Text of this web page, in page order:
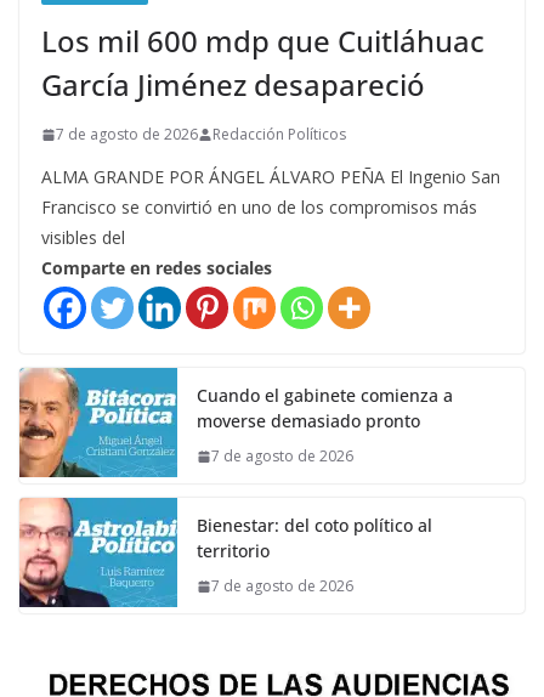
Los mil 600 mdp que Cuitláhuac
García Jiménez desapareció
7 de agosto de 2026 Redacción Políticos
ALMA GRANDE POR ÁNGEL ÁLVARO PEÑA El Ingenio San
Francisco se convirtió en uno de los compromisos más
visibles del
Comparte en redes sociales
Cuando el gabinete comienza a
moverse demasiado pronto
7 de agosto de 2026
Bienestar: del coto político al
territorio
7 de agosto de 2026